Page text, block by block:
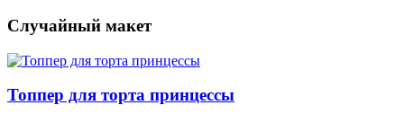
Случайный макет
Топпер для торта принцессы